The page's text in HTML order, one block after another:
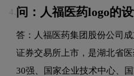
4. 问：人福医药logo的
答：人福医药集团股份公司
证券交易所上市，是湖北省
30强、国家企业技术中心、